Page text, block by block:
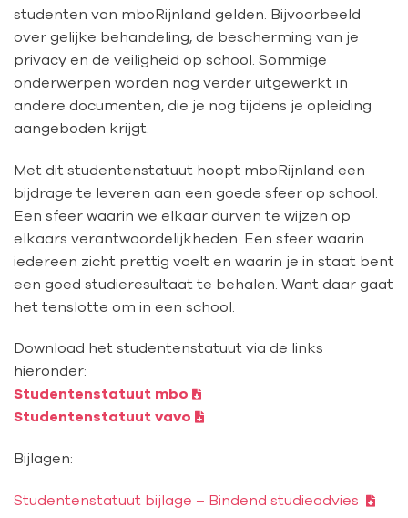
studenten van mboRijnland gelden. Bijvoorbeeld
over gelijke behandeling, de bescherming van je
privacy en de veiligheid op school. Sommige
onderwerpen worden nog verder uitgewerkt in
andere documenten, die je nog tijdens je opleiding
aangeboden krijgt.
Met dit studentenstatuut hoopt mboRijnland een
bijdrage te leveren aan een goede sfeer op school.
Een sfeer waarin we elkaar durven te wijzen op
elkaars verantwoordelijkheden. Een sfeer waarin
iedereen zicht prettig voelt en waarin je in staat bent
een goed studieresultaat te behalen. Want daar gaat
het tenslotte om in een school.
Download het studentenstatuut via de links
hieronder:
Studentenstatuut mbo
Studentenstatuut vavo
Bijlagen:
Studentenstatuut bijlage – Bindend studieadvies